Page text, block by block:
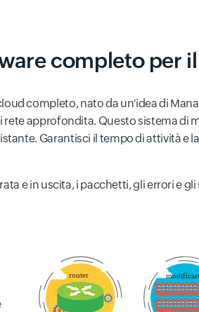
completo per
completo, nato da un'idea di
approfondita. Questo sistema
Garantisci il tempo di attività e
e in uscita, i pacchetti, gli errori e